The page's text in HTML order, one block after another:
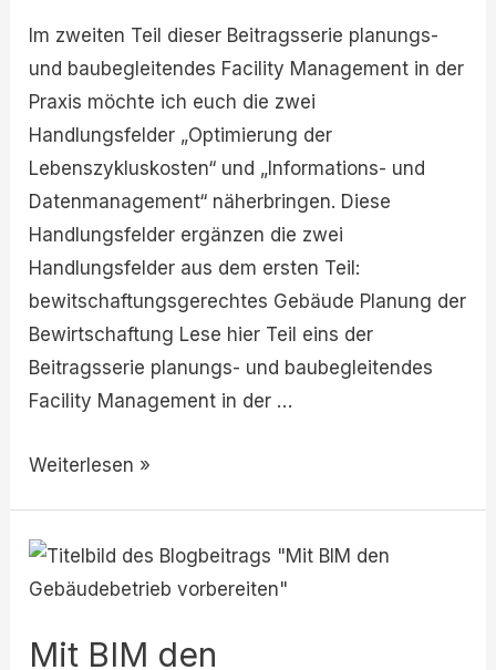
Im zweiten Teil dieser Beitragsserie planungs-
und baubegleitendes Facility Management in der
Praxis möchte ich euch die zwei
Handlungsfelder „Optimierung der
Lebenszykluskosten“ und „Informations- und
Datenmanagement“ näherbringen. Diese
Handlungsfelder ergänzen die zwei
Handlungsfelder aus dem ersten Teil:
bewitschaftungsgerechtes Gebäude Planung der
Bewirtschaftung Lese hier Teil eins der
Beitragsserie planungs- und baubegleitendes
Facility Management in der …
Weiterlesen »
Mit BIM den
Mit
BIM
Gebäudebetrieb